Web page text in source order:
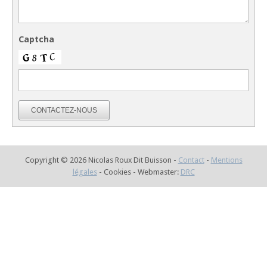
Captcha
CONTACTEZ-NOUS
Copyright © 2026 Nicolas Roux Dit Buisson - Contact- Mentions
légales- Cookies - Webmaster: DRC